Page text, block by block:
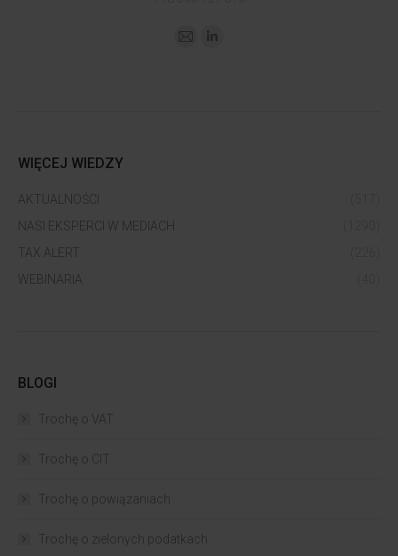
WIĘCEJ WIEDZY
AKTUALNOŚCI
NASI EKSPERCI W MEDIACH
TAX ALERT
WEBINARIA
BLOGI
Trochę o VAT
Trochę o CIT
Trochę o powiązaniach​
Trochę o zielonych podatkach